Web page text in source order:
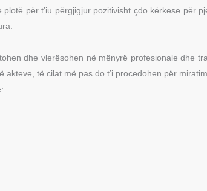
për t’iu përgjigjur pozitivisht çdo kërkese për
dhe vlerësohen në mënyrë profesionale dhe
të cilat më pas do t’i procedohen për miratim